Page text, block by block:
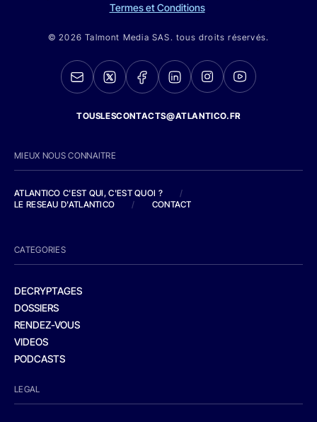
Termes et Conditions
© 2026 Talmont Media SAS. tous droits réservés.
TOUSLESCONTACTS@ATLANTICO.FR
MIEUX NOUS CONNAITRE
ATLANTICO C'EST QUI, C'EST QUOI ?
/
LE RESEAU D'ATLANTICO
/ CONTACT
CATEGORIES
DECRYPTAGES
DOSSIERS
RENDEZ-VOUS
VIDEOS
PODCASTS
LEGAL